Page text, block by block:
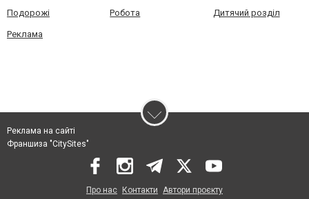
Подорожі Робота Дитячий розділ
Реклама
Реклама на сайті
Франшиза "CitySites"
Про нас Контакти Автори проєкту